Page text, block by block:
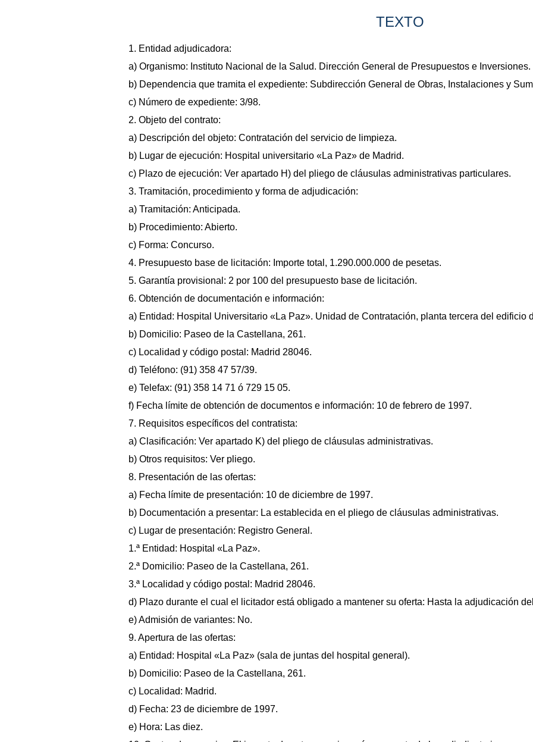
TEXTO
1. Entidad adjudicadora:
a) Organismo: Instituto Nacional de la Salud. Dirección General de Presupuestos e Inversiones.
b) Dependencia que tramita el expediente: Subdirección General de Obras, Instalaciones y
c) Número de expediente: 3/98.
2. Objeto del contrato:
a) Descripción del objeto: Contratación del servicio de limpieza.
b) Lugar de ejecución: Hospital universitario «La Paz» de Madrid.
c) Plazo de ejecución: Ver apartado H) del pliego de cláusulas administrativas particulares.
3. Tramitación, procedimiento y forma de adjudicación:
a) Tramitación: Anticipada.
b) Procedimiento: Abierto.
c) Forma: Concurso.
4. Presupuesto base de licitación: Importe total, 1.290.000.000 de pesetas.
5. Garantía provisional: 2 por 100 del presupuesto base de licitación.
6. Obtención de documentación e información:
a) Entidad: Hospital Universitario «La Paz». Unidad de Contratación, planta tercera del edificio
b) Domicilio: Paseo de la Castellana, 261.
c) Localidad y código postal: Madrid 28046.
d) Teléfono: (91) 358 47 57/39.
e) Telefax: (91) 358 14 71 ó 729 15 05.
f) Fecha límite de obtención de documentos e información: 10 de febrero de 1997.
7. Requisitos específicos del contratista:
a) Clasificación: Ver apartado K) del pliego de cláusulas administrativas.
b) Otros requisitos: Ver pliego.
8. Presentación de las ofertas:
a) Fecha límite de presentación: 10 de diciembre de 1997.
b) Documentación a presentar: La establecida en el pliego de cláusulas administrativas.
c) Lugar de presentación: Registro General.
1.ª Entidad: Hospital «La Paz».
2.ª Domicilio: Paseo de la Castellana, 261.
3.ª Localidad y código postal: Madrid 28046.
d) Plazo durante el cual el licitador está obligado a mantener su oferta: Hasta la adjudicación
e) Admisión de variantes: No.
9. Apertura de las ofertas:
a) Entidad: Hospital «La Paz» (sala de juntas del hospital general).
b) Domicilio: Paseo de la Castellana, 261.
c) Localidad: Madrid.
d) Fecha: 23 de diciembre de 1997.
e) Hora: Las diez.